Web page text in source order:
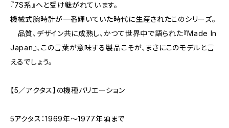
『7S系』へと受け継がれています。
機械式腕時計が一番輝いていた時代に生産されたこのシリーズ。
品質、デザイン共に成熟し、かつて世界中で語られた『Made In
Japan』、この言葉が意味する製品こそが、まさにこのモデルと言
えるでしょう。
【5／アクタス】の機種バリエーション
5アクタス：1969年～1977年頃まで